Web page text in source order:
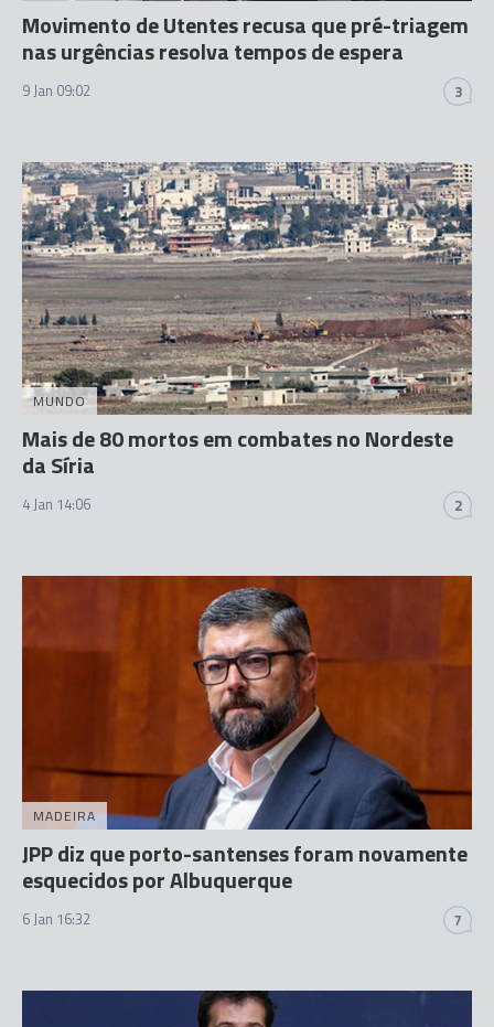
Movimento de Utentes recusa que pré-triagem
nas urgências resolva tempos de espera
9 Jan 09:02 3
MUNDO
Mais de 80 mortos em combates no Nordeste
da Síria
4 Jan 14:06 2
MADEIRA
JPP diz que porto-santenses foram novamente
esquecidos por Albuquerque
6 Jan 16:32 7